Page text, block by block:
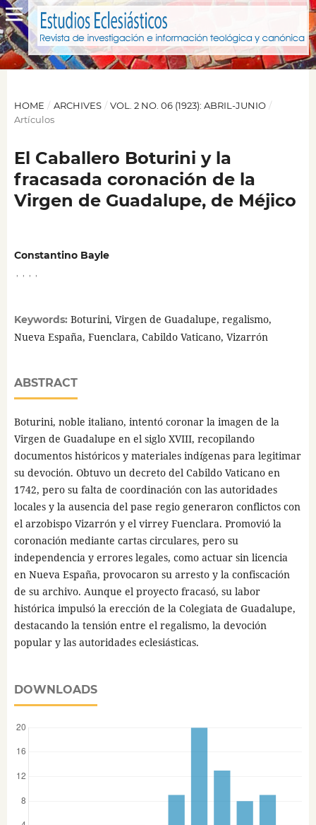
HOME / ARCHIVES / VOL. 2 NO. 06 (1923): ABRIL-JUNIO /
Artículos
El Caballero Boturini y la
fracasada coronación de la
Virgen de Guadalupe, de Méjico
Constantino Bayle
Keywords: Boturini, Virgen de Guadalupe, regalismo,
Nueva España, Fuenclara, Cabildo Vaticano, Vizarrón
ABSTRACT
Boturini, noble italiano, intentó coronar la imagen de la
Virgen de Guadalupe en el siglo XVIII, recopilando
documentos históricos y materiales indígenas para legitimar
su devoción. Obtuvo un decreto del Cabildo Vaticano en
1742, pero su falta de coordinación con las autoridades
locales y la ausencia del pase regio generaron conflictos con
el arzobispo Vizarrón y el virrey Fuenclara. Promovió la
coronación mediante cartas circulares, pero su
independencia y errores legales, como actuar sin licencia
en Nueva España, provocaron su arresto y la confiscación
de su archivo. Aunque el proyecto fracasó, su labor
histórica impulsó la erección de la Colegiata de Guadalupe,
destacando la tensión entre el regalismo, la devoción
popular y las autoridades eclesiásticas.
DOWNLOADS